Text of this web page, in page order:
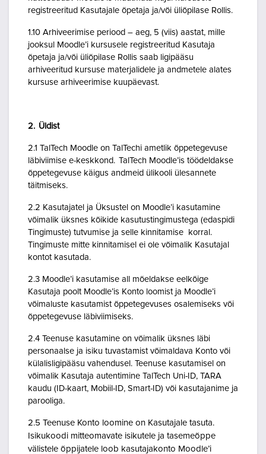
registreeritud Kasutajale õpetaja ja/või üliõpilase Rollis.
1.10 Arhiveerimise periood – aeg, 5 (viis) aastat, mille
jooksul Moodle’i kursusele registreeritud Kasutaja
õpetaja ja/või üliõpilase Rollis saab ligipääsu
arhiveeritud kursuse materjalidele ja andmetele alates
kursuse arhiveerimise kuupäevast.
2. Üldist
2.1 TalTech Moodle on TalTechi ametlik õppetegevuse
läbiviimise e-keskkond. TalTech Moodle’is töödeldakse
õppetegevuse käigus andmeid ülikooli ülesannete
täitmiseks.
2.2 Kasutajatel ja Üksustel on Moodle’i kasutamine
võimalik üksnes kõikide kasutustingimustega (edaspidi
Tingimuste) tutvumise ja selle kinnitamise korral.
Tingimuste mitte kinnitamisel ei ole võimalik Kasutajal
kontot kasutada.
2.3 Moodle’i kasutamise all mõeldakse eelkõige
Kasutaja poolt Moodle’is Konto loomist ja Moodle’i
võimaluste kasutamist õppetegevuses osalemiseks või
õppetegevuse läbiviimiseks.
2.4 Teenuse kasutamine on võimalik üksnes läbi
personaalse ja isiku tuvastamist võimaldava Konto või
külalisligipääsu vahendusel. Teenuse kasutamisel on
võimalik Kasutaja autentimine TalTech Uni-ID, TARA
kaudu (ID-kaart, Mobiil-ID, Smart-ID) või kasutajanime ja
parooliga.
2.5 Teenuse Konto loomine on Kasutajale tasuta.
Isikukoodi mitteomavate isikutele ja tasemeõppe
välistele õppijatele loob kasutajakonto Moodle’i